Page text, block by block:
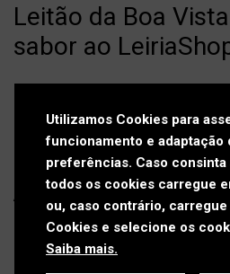
Livro de
Leitão da Boa
sabor ao
de Leiria, desenvolveu uma
degustação no
semana, 6 e 7 de novembro.
A ação contemplou um stand
dias, foi possível provar o
Boa Vista , oferecido por
Utilizamos Cookies para
funcionamento e adaptação
preferências. Caso
todos os cookies carregue
ou, caso contrário,
Cookies e selecione os
Saiba mais.